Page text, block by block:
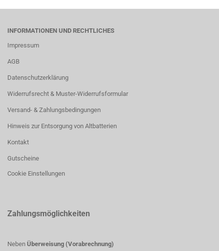
INFORMATIONEN UND RECHTLICHES
Impressum
AGB
Datenschutzerklärung
Widerrufsrecht & Muster-Widerrufsformular
Versand- & Zahlungsbedingungen
Hinweis zur Entsorgung von Altbatterien
Kontakt
Gutscheine
Cookie Einstellungen
Zahlungsmöglichkeiten
Neben Überweisung (Vorabrechnung)